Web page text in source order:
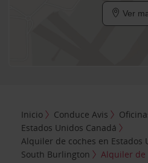
Ver
Inicio Conduce Avis
Estados Unidos Canadá
Alquiler de coches en Estados
South Burlington
Alquiler de